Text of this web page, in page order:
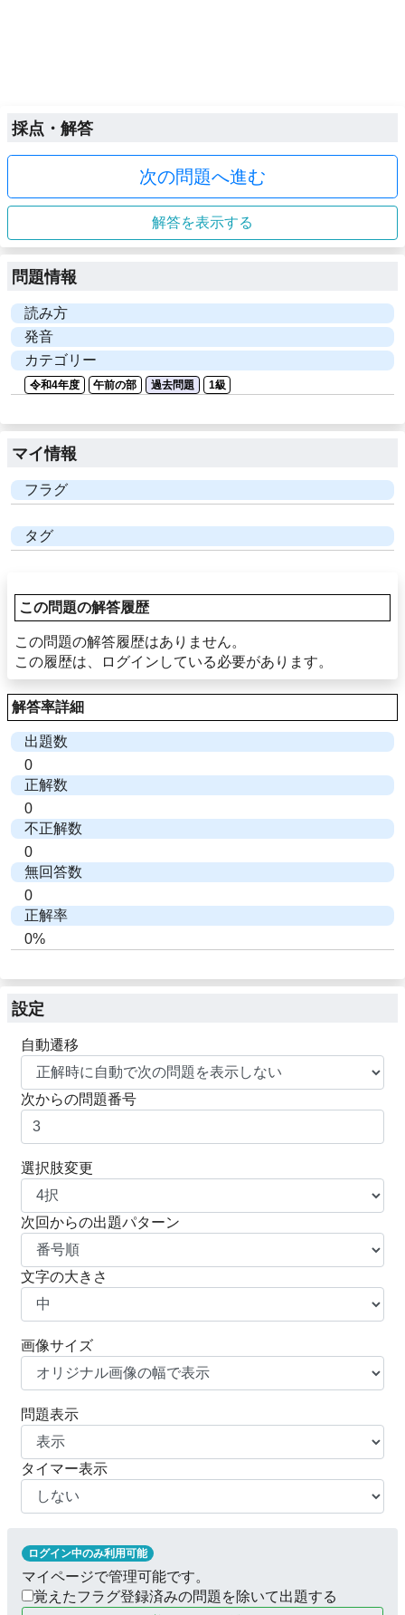
採点・解答
次の問題へ進む
解答を表示する
問題情報
読み方
発音
カテゴリー
令和4年度 午前の部 過去問題 1級
マイ情報
フラグ
タグ
この問題の解答履歴
この問題の解答履歴はありません。
この履歴は、ログインしている必要があります。
解答率詳細
出題数
0
正解数
0
不正解数
0
無回答数
0
正解率
0%
設定
自動遷移
次からの問題番号
選択肢変更
次回からの出題パターン
文字の大きさ
画像サイズ
問題表示
タイマー表示
ログイン中のみ利用可能
マイページで管理可能です。
覚えたフラグ登録済みの問題を除いて出題する